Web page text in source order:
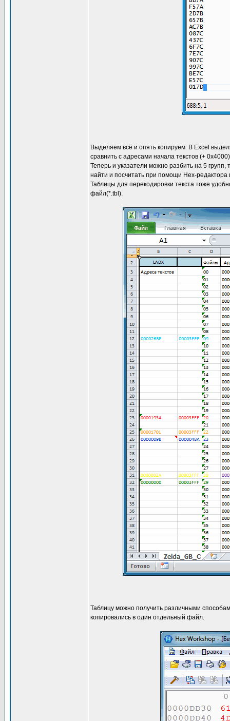
Выделяем всё и опять копируем. В Excel
сравнить с адресами начала текстов (+
Теперь и указатели можно разбить на 5
найти и посчитать при помощи Hex-редактора
Таблицы для перекодировки текста тоже
файл(*.tbl).
Таблицу можно получить различными
копировались в один отдельный файл.